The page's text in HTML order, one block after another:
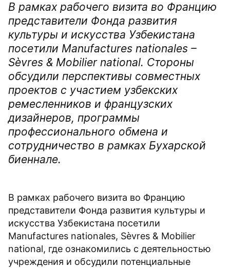
В рамках рабочего визита во Францию
представители Фонда развития
культуры и искусства Узбекистана
посетили Manufactures nationales –
Sèvres & Mobilier national. Стороны
обсудили перспективы совместных
проектов с участием узбекских
ремесленников и французских
дизайнеров, программы
профессионального обмена и
сотрудничество в рамках Бухарской
биеннале.
В рамках рабочего визита во Францию
представители Фонда развития культуры и
искусства Узбекистана посетили
Manufactures nationales, Sèvres & Mobilier
national, где ознакомились с деятельностью
учреждения и обсудили потенциальные